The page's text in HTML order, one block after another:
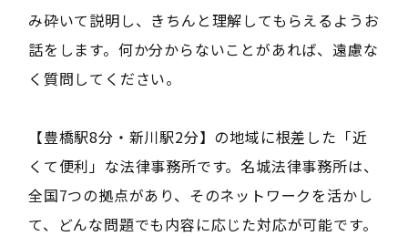
み砕いて説明し、きちんと理解してもらえるようお
話をします。何か分からないことがあれば、遠慮な
く質問してください。
【豊橋駅8分・新川駅2分】の地域に根差した「近
くて便利」な法律事務所です。名城法律事務所は、
全国7つの拠点があり、そのネットワークを活かし
て、どんな問題でも内容に応じた対応が可能です。